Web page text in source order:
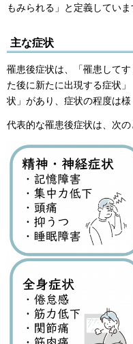
もみられる」と定義していま
主な症状
罹患後症状は、「罹患して
た後に新たに出現する症状
状」があり、症状の程度は様
代表的な罹患後症状は、次の